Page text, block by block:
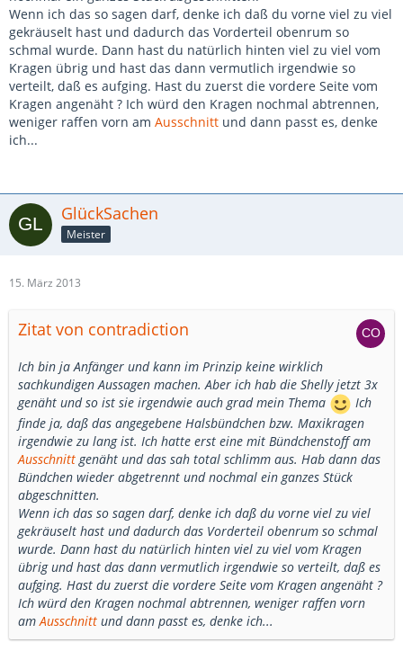
Wenn ich das so sagen darf, denke ich daß du vorne viel zu viel
gekräuselt hast und dadurch das Vorderteil obenrum so
schmal wurde. Dann hast du natürlich hinten viel zu viel vom
Kragen übrig und hast das dann vermutlich irgendwie so
verteilt, daß es aufging. Hast du zuerst die vordere Seite vom
Kragen angenäht ? Ich würd den Kragen nochmal abtrennen,
weniger raffen vorn am Ausschnitt und dann passt es, denke
ich...
GlückSachen
Meister
15. März 2013
Zitat von contradiction
Ich bin ja Anfänger und kann im Prinzip keine wirklich
sachkundigen Aussagen machen. Aber ich hab die Shelly jetzt 3x
genäht und so ist sie irgendwie auch grad mein Thema
Ich
finde ja, daß das angegebene Halsbündchen bzw. Maxikragen
irgendwie zu lang ist. Ich hatte erst eine mit Bündchenstoff am
Ausschnittgenäht und das sah total schlimm aus. Hab dann das
Bündchen wieder abgetrennt und nochmal ein ganzes Stück
abgeschnitten.
Wenn ich das so sagen darf, denke ich daß du vorne viel zu viel
gekräuselt hast und dadurch das Vorderteil obenrum so schmal
wurde. Dann hast du natürlich hinten viel zu viel vom Kragen
übrig und hast das dann vermutlich irgendwie so verteilt, daß es
aufging. Hast du zuerst die vordere Seite vom Kragen angenäht ?
Ich würd den Kragen nochmal abtrennen, weniger raffen vorn
amAusschnitt und dann passt es, denke ich...